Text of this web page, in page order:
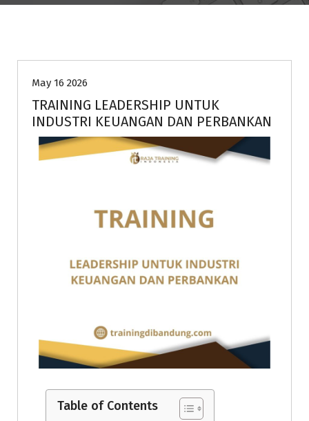
May 16 2026
TRAINING LEADERSHIP UNTUK
INDUSTRI KEUANGAN DAN PERBANKAN
Table of Contents